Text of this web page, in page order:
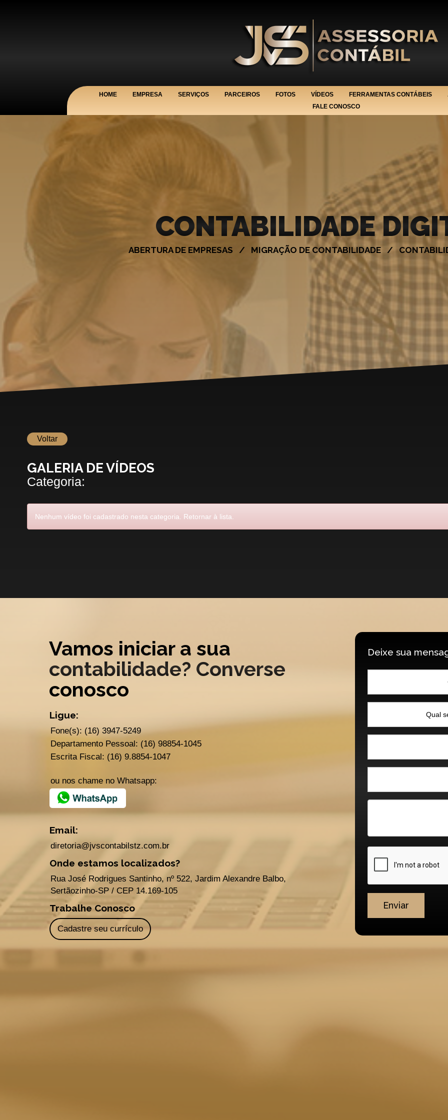
HOME EMPRESA SERVIÇOS PARCEIROS FOTOS VÍDEOS FERRAMENTAS CONTÁBEIS
FALE CONOSCO
CONTABILIDADE
ABERTURA DE EMPRESAS / MIGRAÇÃO DE CONTABILIDADE /
Voltar
GALERIA DE VÍDEOS
Categoria:
Nenhum vídeo foi cadastrado nesta categoria. Retornar à lista.
Vamos iniciar a sua
contabilidade? Converse
conosco
Ligue:
Fone(s): (16) 3947-5249
Departamento Pessoal: (16) 98854-1045
Escrita Fiscal: (16) 9.8854-1047
ou nos chame no Whatsapp:
Email:
diretoria@jvscontabilstz.com.br
Onde estamos localizados?
Rua José Rodrigues Santinho, nº 522, Jardim Alexandre Balbo,
Sertãozinho-SP / CEP 14.169-105
Trabalhe Conosco
Cadastre seu currículo
Deixe sua